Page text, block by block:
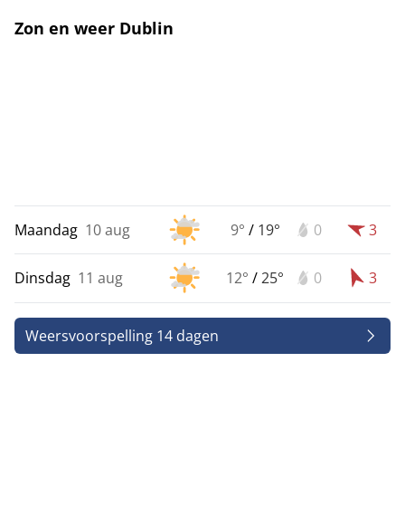
Zon en weer Dublin
Maandag 10 aug 9° / 19° 0 3
Dinsdag 11 aug 12° /25° 0 3
Weersvoorspelling 14 dagen